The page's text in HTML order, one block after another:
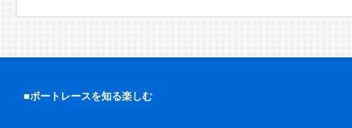
■ボートレースを知る楽しむ